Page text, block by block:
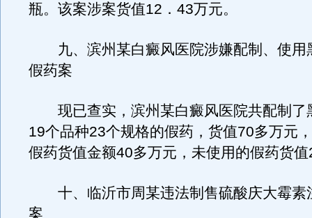
瓶。该案涉案货值12．43万元。
九、滨州某白癜风医院涉嫌配制、使用
假药案
现已查实，滨州某白癜风医院共配制了
19个品种23个规格的假药，货值70多万元
假药货值金额40多万元，未使用的假药货
十、临沂市周某违法制售硫酸庆大霉素
案